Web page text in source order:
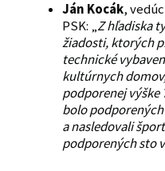
Ján Kocák,
PSK: „Z hľadiska
žiadosti, ktorých
technické
kultúrnych
podporenej výške
bolo podporených
a nasledovali
podporených sto